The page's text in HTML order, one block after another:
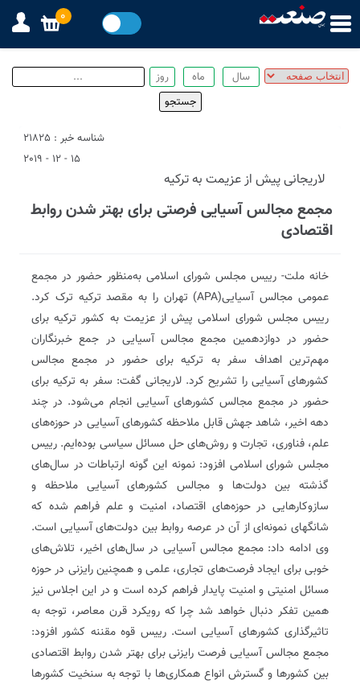
شناسه خبر : 21825
15 - 12 - 2019
لاریجانی پیش از عزیمت به ترکیه
مجمع مجالس آسیایی فرصتی برای بهتر شدن روابط
اقتصادی
خانه ملت- رییس مجلس شورای اسلامی به‌منظور حضور در مجمع
عمومی مجالس آسیایی(APA) تهران را به مقصد ترکیه ترک کرد.
رییس مجلس شورای اسلامی پیش از عزیمت به کشور ترکیه برای
حضور در دوازدهمین مجمع مجالس آسیایی در جمع خبرنگاران
مهم‌ترین اهداف سفر به ترکیه برای حضور در مجمع مجالس
کشورهای آسیایی را تشریح کرد. لاریجانی گفت: سفر به ترکیه برای
حضور در مجمع مجالس کشورهای آسیایی انجام می‌شود. در چند
دهه اخیر، شاهد جهش قابل ملاحظه کشورهای آسیایی در حوزه‌های
علم، فناوری، تجارت و روش‌های حل مسائل سیاسی بوده‌ایم. رییس
مجلس شورای اسلامی افزود: نمونه این گونه ارتباطات در سال‌های
گذشته بین دولت‌ها و مجالس کشورهای آسیایی ملاحظه و
سازوکارهایی در حوزه‌های اقتصاد، امنیت و علم فراهم شده که
شانگهای نمونه‌ای از آن در عرصه روابط بین دولت‌های آسیایی است.
وی ادامه داد: مجمع مجالس آسیایی در سال‌های اخیر، تلاش‌های
خوبی برای ایجاد فرصت‌های تجاری، علمی و همچنین رایزنی در حوزه
مسائل امنیتی و امنیت پایدار فراهم کرده است و در این اجلاس نیز
همین تفکر دنبال خواهد شد چرا که رویکرد قرن معاصر، توجه به
تاثیرگذاری کشورهای آسیایی است. رییس قوه مقننه کشور افزود:
مجمع مجالس آسیایی فرصت رایزنی برای بهتر شدن روابط اقتصادی
بین کشورها و گسترش انواع همکاری‌ها با توجه به سنخیت کشورها
0